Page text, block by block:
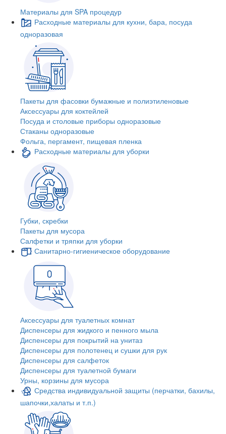
Материалы для SPA процедур
Расходные материалы для кухни, бара, посуда
одноразовая
Пакеты для фасовки бумажные и полиэтиленовые
Аксессуары для коктейлей
Посуда и столовые приборы одноразовые
Стаканы одноразовые
Фольга, пергамент, пищевая пленка
Расходные материалы для уборки
Губки, скребки
Пакеты для мусора
Салфетки и тряпки для уборки
Санитарно-гигиеническое оборудование
Аксессуары для туалетных комнат
Диспенсеры для жидкого и пенного мыла
Диспенсеры для покрытий на унитаз
Диспенсеры для полотенец и сушки для рук
Диспенсеры для салфеток
Диспенсеры для туалетной бумаги
Урны, корзины для мусора
Средства индивидуальной защиты (перчатки, бахилы,
шапочки,халаты и т.п.)